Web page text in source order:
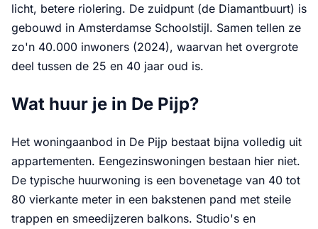
licht, betere riolering. De zuidpunt (de Diamantbuurt) is
gebouwd in Amsterdamse Schoolstijl. Samen tellen ze
zo'n 40.000 inwoners (2024), waarvan het overgrote
deel tussen de 25 en 40 jaar oud is.
Wat huur je in De Pijp?
Het woningaanbod in De Pijp bestaat bijna volledig uit
appartementen. Eengezinswoningen bestaan hier niet.
De typische huurwoning is een bovenetage van 40 tot
80 vierkante meter in een bakstenen pand met steile
trappen en smeedijzeren balkons. Studio's en